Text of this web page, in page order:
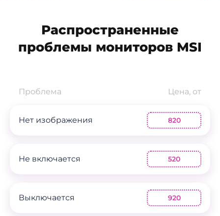
Распространенные
проблемы мониторов MSI
Проблема Цена, от
Нет изображения 820
Не включается 520
Выключается 920